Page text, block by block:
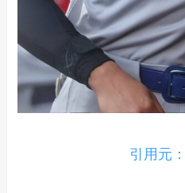
引用元